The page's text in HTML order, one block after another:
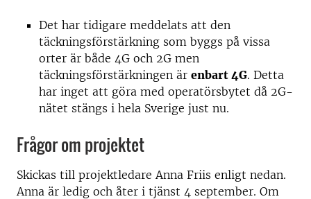
Det har tidigare meddelats att den
täckningsförstärkning som byggs på vissa
orter är både 4G och 2G men
täckningsförstärkningen är enbart 4G. Detta
har inget att göra med operatörsbytet då 2G-
nätet stängs i hela Sverige just nu.
Frågor om projektet
Skickas till projektledare Anna Friis enligt nedan.
Anna är ledig och åter i tjänst 4 september. Om